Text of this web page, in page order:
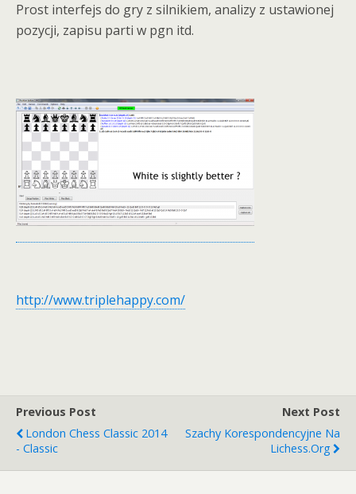
Prost interfejs do gry z silnikiem, analizy z ustawionej
pozycji, zapisu parti w pgn itd.
http://www.triplehappy.com/
Previous Post
London Chess Classic 2014
- Classic
Next Post
Szachy Korespondencyjne Na
Lichess.org